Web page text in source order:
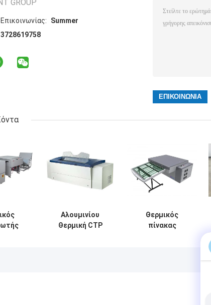
GROUP
Summer
Αλουμινίου
Θερμική CTP
Θερμικός
πίνακας